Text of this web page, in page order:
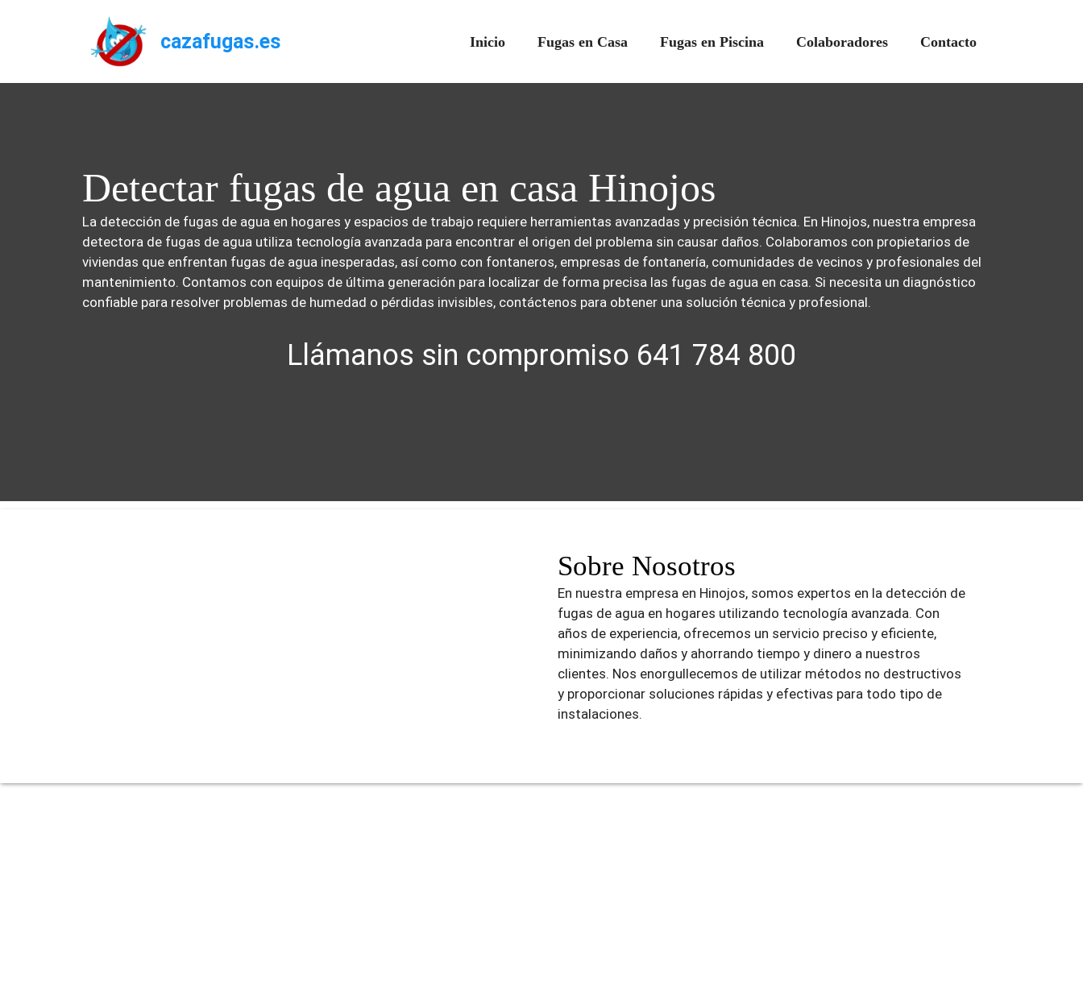
cazafugas.es Inicio Fugas en Casa Fugas en Piscina Colaboradores Contacto
Detectar fugas de agua en casa Hinojos
La detección de fugas de agua en hogares y espacios de trabajo requiere herramientas avanzadas y precisión técnica. En Hinojos, nuestra empresa
detectora de fugas de agua utiliza tecnología avanzada para encontrar el origen del problema sin causar daños. Colaboramos con propietarios de
viviendas que enfrentan fugas de agua inesperadas, así como con fontaneros, empresas de fontanería, comunidades de vecinos y profesionales del
mantenimiento. Contamos con equipos de última generación para localizar de forma precisa las fugas de agua en casa. Si necesita un diagnóstico
confiable para resolver problemas de humedad o pérdidas invisibles, contáctenos para obtener una solución técnica y profesional.
Llámanos sin compromiso 641 784 800
Sobre Nosotros
En nuestra empresa en Hinojos, somos expertos en la detección de
fugas de agua en hogares utilizando tecnología avanzada. Con
años de experiencia, ofrecemos un servicio preciso y eficiente,
minimizando daños y ahorrando tiempo y dinero a nuestros
clientes. Nos enorgullecemos de utilizar métodos no destructivos
y proporcionar soluciones rápidas y efectivas para todo tipo de
instalaciones.